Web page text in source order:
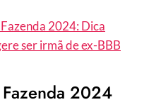
2024: Dica
ser irmã de ex-BBB
2024